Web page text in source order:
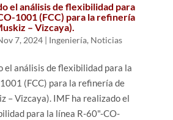
el análisis de flexibilidad para
1001 (FCC) para la refinería
– Vizcaya).
7, 2024| Ingeniería, Noticias
el análisis de flexibilidad para la
(FCC) para la refinería de
– Vizcaya). IMF ha realizado el
para la línea R-60"-CO-